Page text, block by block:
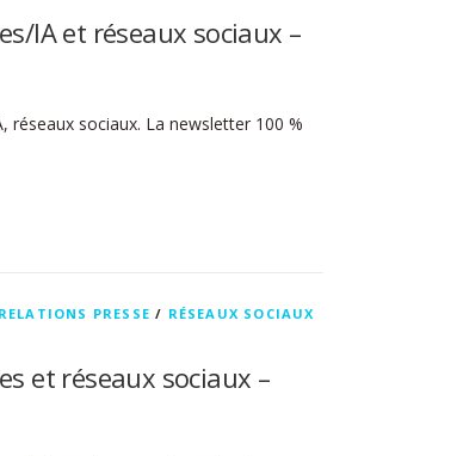
IA et réseaux sociaux –
sociaux. La newsletter 100 %
RELATIONS PRESSE / RÉSEAUX SOCIAUX
et réseaux sociaux –